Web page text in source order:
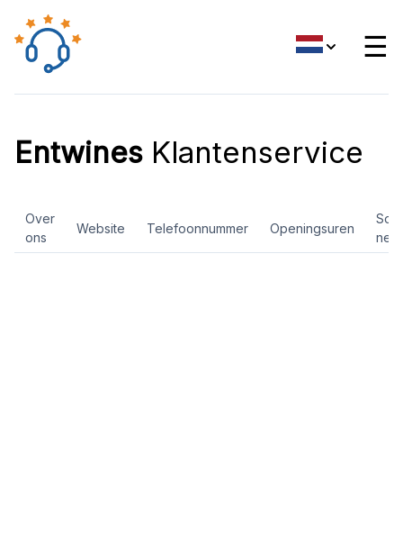
☰
Entwines Klantenservice
Over
ons
Website Telefoonnummer Openingsuren